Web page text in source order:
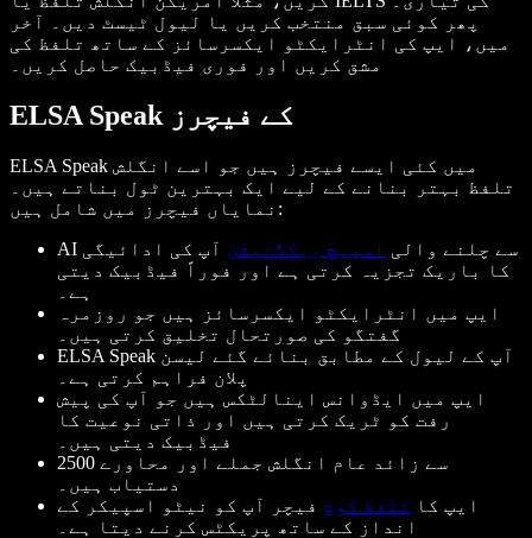
پھر کوئی سبق منتخب کریں یا لیول ٹیسٹ دیں۔ آخر
میں، ایپ کی انٹرایکٹو ایکسرسائز کے ساتھ تلفظ کی
مشق کریں اور فوری فیڈبیک حاصل کریں۔
ELSA Speak کے فیچرز
ELSA Speak میں کئی ایسے فیچرز ہیں جو اسے انگلش
تلفظ بہتر بنانے کے لیے ایک بہترین ٹول بناتے ہیں۔
نمایاں فیچرز میں شامل ہیں:
AI سے چلنے والی اسپیچ ریکگنیشن آپ کی ادائیگی
کا باریک تجزیہ کرتی ہے اور فوراً فیڈبیک دیتی
ہے۔
ایپ میں انٹرایکٹو ایکسرسائز ہیں جو روزمرہ
گفتگو کی صورتحال تخلیق کرتی ہیں۔
ELSA Speak آپ کے لیول کے مطابق بنائے گئے لیسن
پلان فراہم کرتی ہے۔
ایپ میں ایڈوانس اینالٹکس ہیں جو آپ کی پیش
رفت کو ٹریک کرتی ہیں اور ذاتی نوعیت کا
فیڈبیک دیتی ہیں۔
2500 سے زائد عام انگلش جملے اور محاورے
دستیاب ہیں۔
ایپ کا
تلفظ کوچ فیچر آپ کو نیٹو اسپیکر کے
انداز کے ساتھ پریکٹس کرنے دیتا ہے۔